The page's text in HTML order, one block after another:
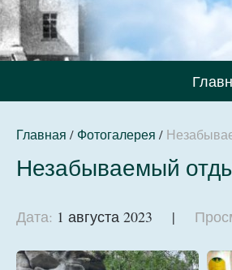
Главная / Фотогалерея /
Незабываемый
Дата: 1 августа 2023 |